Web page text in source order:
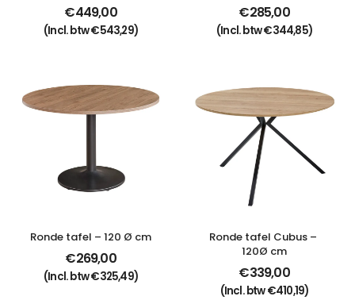
€449,00
(Incl. btw€543,29)
€285,00
(Incl. btw€344,85)
Ronde tafel – 120 Ø cm
€269,00
(Incl. btw€325,49)
Ronde tafel Cubus –
120Ø cm
€339,00
(Incl. btw€410,19)